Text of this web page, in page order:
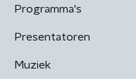
Programma's
Presentatoren
Muziek